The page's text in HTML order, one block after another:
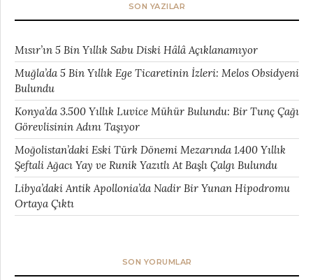
SON YAZILAR
Mısır’ın 5 Bin Yıllık Sabu Diski Hâlâ Açıklanamıyor
Muğla’da 5 Bin Yıllık Ege Ticaretinin İzleri: Melos Obsidyeni
Bulundu
Konya’da 3.500 Yıllık Luvice Mühür Bulundu: Bir Tunç Çağı
Görevlisinin Adını Taşıyor
Moğolistan’daki Eski Türk Dönemi Mezarında 1.400 Yıllık
Şeftali Ağacı Yay ve Runik Yazıtlı At Başlı Çalgı Bulundu
Libya’daki Antik Apollonia’da Nadir Bir Yunan Hipodromu
Ortaya Çıktı
SON YORUMLAR